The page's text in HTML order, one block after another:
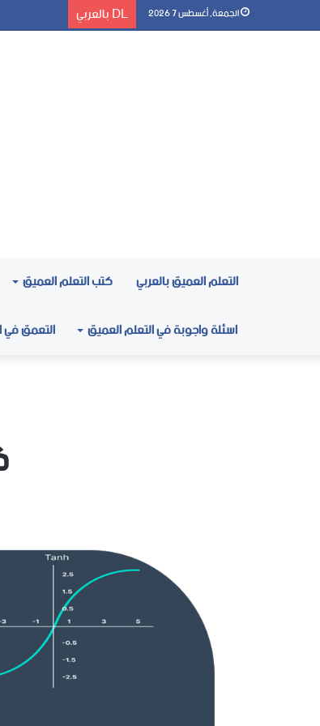
الجمعة, أغسطس 7 2026 DL بالعربي
التعلم العميق بالعربي كتب التعلم العميق
اسئلة واجوبة في التعلم العميق
التعمق في